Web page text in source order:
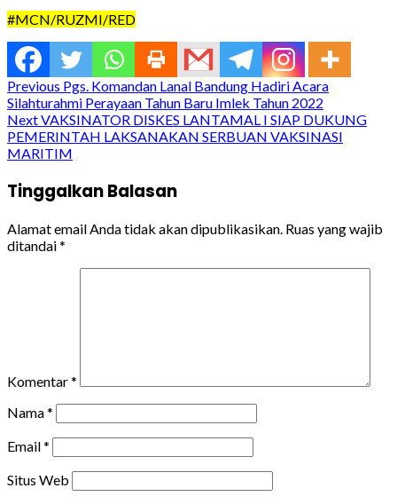
#MCN/RUZMI/RED
Continue
Reading
Previous Pgs. Komandan Lanal Bandung Hadiri Acara
Silahturahmi Perayaan Tahun Baru Imlek Tahun 2022
NextVAKSINATOR DISKES LANTAMAL I SIAP DUKUNG
PEMERINTAH LAKSANAKAN SERBUAN VAKSINASI
MARITIM
Tinggalkan Balasan
Alamat email Anda tidak akan dipublikasikan. Ruas yang wajib
ditandai*
Komentar*
Nama*
Email*
Situs Web